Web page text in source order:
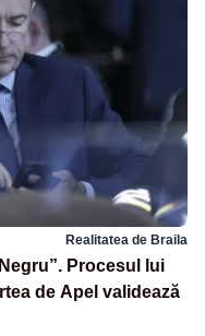
Realitatea de Braila
Procesul lui
de Apel validează